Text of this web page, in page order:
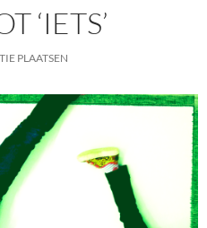
‘IETS’
PLAATSEN